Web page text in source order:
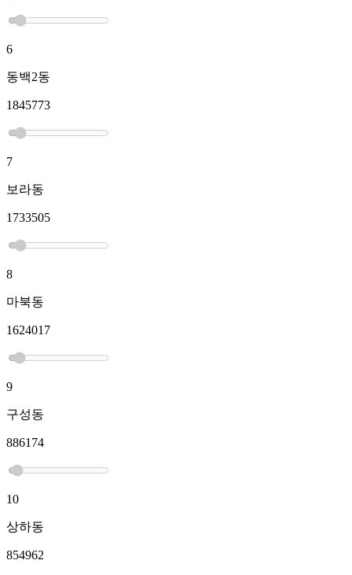
6
동백2동
1845773
7
보라동
1733505
8
마북동
1624017
9
구성동
886174
10
상하동
854962